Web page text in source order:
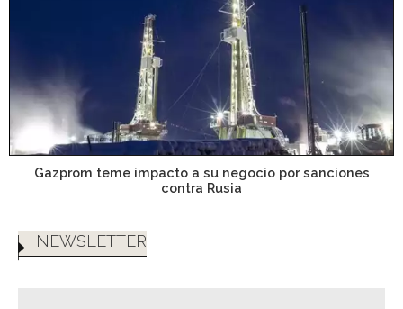
Gazprom teme impacto a su negocio por sanciones
contra Rusia
NEWSLETTER